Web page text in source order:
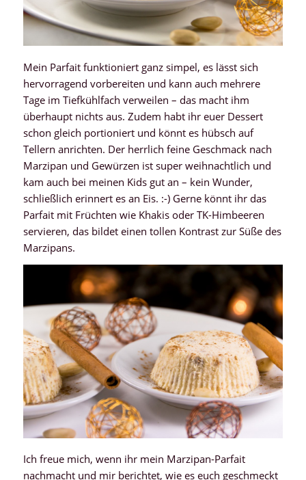
Mein Parfait funktioniert ganz simpel, es lässt sich
hervorragend vorbereiten und kann auch mehrere
Tage im Tiefkühlfach verweilen – das macht ihm
überhaupt nichts aus. Zudem habt ihr euer Dessert
schon gleich portioniert und könnt es hübsch auf
Tellern anrichten. Der herrlich feine Geschmack nach
Marzipan und Gewürzen ist super weihnachtlich und
kam auch bei meinen Kids gut an – kein Wunder,
schließlich erinnert es an Eis. :-) Gerne könnt ihr das
Parfait mit Früchten wie Khakis oder TK-Himbeeren
servieren, das bildet einen tollen Kontrast zur Süße des
Marzipans.
Ich freue mich, wenn ihr mein Marzipan-Parfait
nachmacht und mir berichtet, wie es euch geschmeckt